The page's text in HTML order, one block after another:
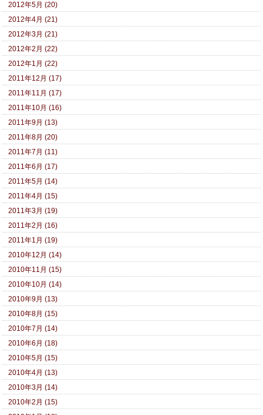
2012年5月 (20)
2012年4月 (21)
2012年3月 (21)
2012年2月 (22)
2012年1月 (22)
2011年12月 (17)
2011年11月 (17)
2011年10月 (16)
2011年9月 (13)
2011年8月 (20)
2011年7月 (11)
2011年6月 (17)
2011年5月 (14)
2011年4月 (15)
2011年3月 (19)
2011年2月 (16)
2011年1月 (19)
2010年12月 (14)
2010年11月 (15)
2010年10月 (14)
2010年9月 (13)
2010年8月 (15)
2010年7月 (14)
2010年6月 (18)
2010年5月 (15)
2010年4月 (13)
2010年3月 (14)
2010年2月 (15)